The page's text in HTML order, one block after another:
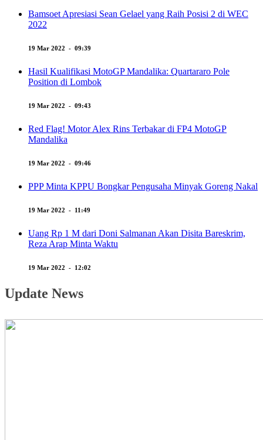
Bamsoet Apresiasi Sean Gelael yang Raih Posisi 2 di WEC
2022
19 Mar 2022 - 09:39
Hasil Kualifikasi MotoGP Mandalika: Quartararo Pole
Position di Lombok
19 Mar 2022 - 09:43
Red Flag! Motor Alex Rins Terbakar di FP4 MotoGP
Mandalika
19 Mar 2022 - 09:46
PPP Minta KPPU Bongkar Pengusaha Minyak Goreng Nakal
19 Mar 2022 - 11:49
Uang Rp 1 M dari Doni Salmanan Akan Disita Bareskrim,
Reza Arap Minta Waktu
19 Mar 2022 - 12:02
Update News